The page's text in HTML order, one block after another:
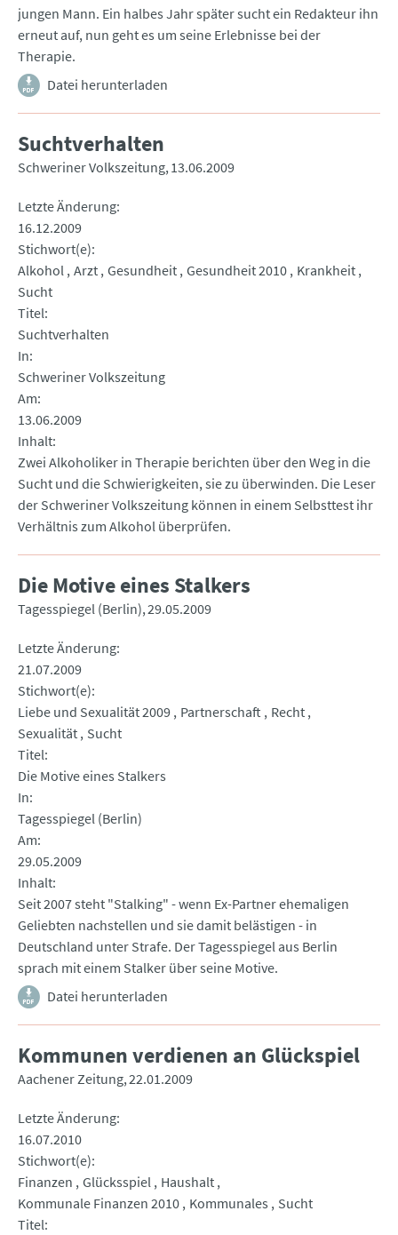
jungen Mann. Ein halbes Jahr später sucht ein Redakteur ihn
erneut auf, nun geht es um seine Erlebnisse bei der
Therapie.
Datei herunterladen
Suchtverhalten
Schweriner Volkszeitung 13.06.2009
Letzte Änderung
16.12.2009
Stichwort(e)
Alkohol Arzt Gesundheit Gesundheit 2010 Krankheit
Sucht
Titel
Suchtverhalten
In
Schweriner Volkszeitung
Am
13.06.2009
Inhalt
Zwei Alkoholiker in Therapie berichten über den Weg in die
Sucht und die Schwierigkeiten, sie zu überwinden. Die Leser
der Schweriner Volkszeitung können in einem Selbsttest ihr
Verhältnis zum Alkohol überprüfen.
Die Motive eines Stalkers
Tagesspiegel (Berlin) 29.05.2009
Letzte Änderung
21.07.2009
Stichwort(e)
Liebe und Sexualität 2009 Partnerschaft Recht
Sexualität Sucht
Titel
Die Motive eines Stalkers
In
Tagesspiegel (Berlin)
Am
29.05.2009
Inhalt
Seit 2007 steht "Stalking" - wenn Ex-Partner ehemaligen
Geliebten nachstellen und sie damit belästigen - in
Deutschland unter Strafe. Der Tagesspiegel aus Berlin
sprach mit einem Stalker über seine Motive.
Datei herunterladen
Kommunen verdienen an Glückspiel
Aachener Zeitung 22.01.2009
Letzte Änderung
16.07.2010
Stichwort(e)
Finanzen Glücksspiel Haushalt
Kommunale Finanzen 2010 Kommunales
Sucht
Titel